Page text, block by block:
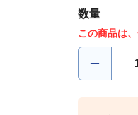
数量
この商品は